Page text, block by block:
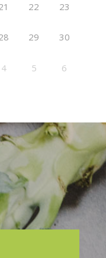
22 23
29 30
4 5 6